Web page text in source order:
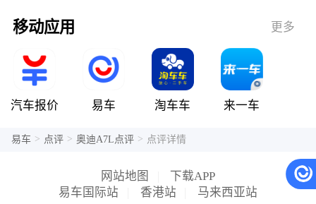
移动应用 更多
汽车报价 易车 淘车车 来一车
易车 > 点评 > 奥迪A7L点评 > 点评详情
网站地图
下载APP
易车国际站
香港站 马来西亚站